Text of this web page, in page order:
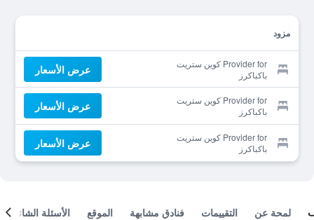
مزود
Provider for كوين ستريت
باكباكرز
عرض الأسعار
Provider for كوين ستريت
باكباكرز
عرض الأسعار
Provider for كوين ستريت
باكباكرز
عرض الأسعار
لمحة عن التقييمات فنادق مشابهة الموقع الأسئلة الشائعة